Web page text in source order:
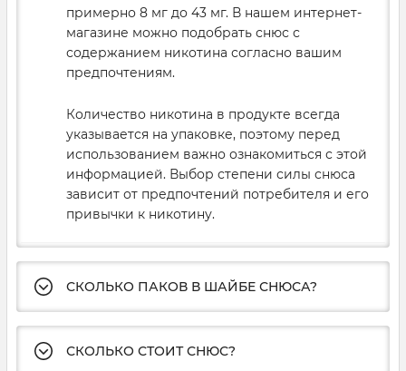
примерно 8 мг до 43 мг. В нашем интернет-
магазине можно подобрать снюс с
содержанием никотина согласно вашим
предпочтениям.
Количество никотина в продукте всегда
указывается на упаковке, поэтому перед
использованием важно ознакомиться с этой
информацией. Выбор степени силы снюса
зависит от предпочтений потребителя и его
привычки к никотину.
СКОЛЬКО ПАКОВ В ШАЙБЕ СНЮСА?
СКОЛЬКО СТОИТ СНЮС?